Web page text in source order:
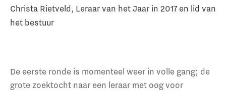
Christa Rietveld, Leraar van het Jaar in 2017 en lid van
het bestuur
De eerste ronde is momenteel weer in volle gang; de
grote zoektocht naar een leraar met oog voor